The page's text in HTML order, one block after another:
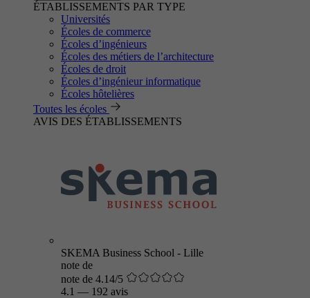
ÉTABLISSEMENTS PAR TYPE
Universités
Écoles de commerce
Écoles d’ingénieurs
Écoles des métiers de l’architecture
Écoles de droit
Écoles d’ingénieur informatique
Écoles hôtelières
Toutes les écoles
AVIS DES ÉTABLISSEMENTS
SKEMA Business School - Lille
note de
note de 4.14/5
4.1 — 192 avis